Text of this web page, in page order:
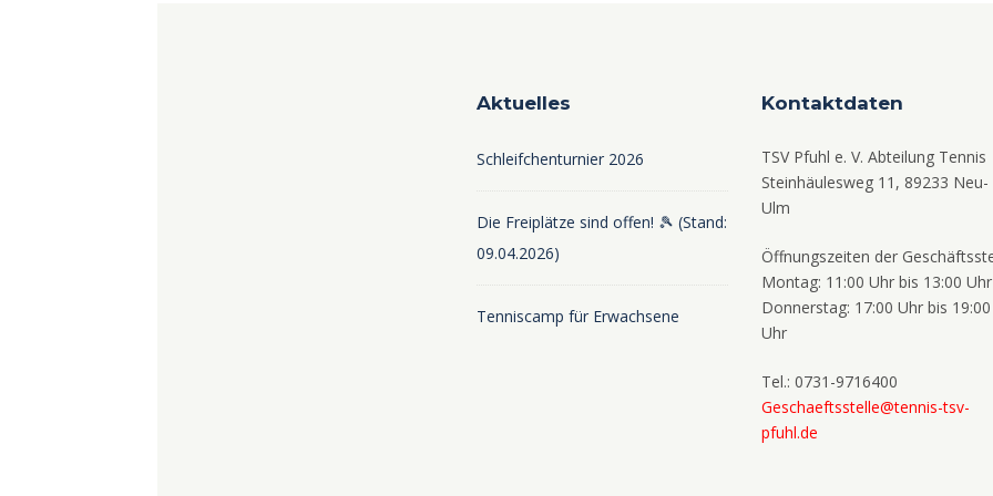
Aktuelles
Schleifchenturnier 2026
Die Freiplätze sind offen! 🎾 (Stand:
09.04.2026)
Tenniscamp für Erwachsene
Kontaktdaten
TSV Pfuhl e. V. Abteilung Tennis
Steinhäulesweg 11, 89233 Neu-
Ulm
Öffnungszeiten der
Montag: 11:00 Uhr bis 13:00 Uhr
Donnerstag: 17:00 Uhr bis 19:00
Uhr
Tel.: 0731-9716400
Geschaeftsstelle@tennis-tsv-
pfuhl.de